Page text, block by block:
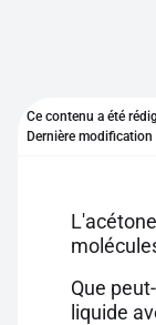
Se connecter
Ce contenu a été
Dernière modification
Que
liquide